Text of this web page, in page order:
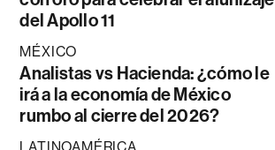
del Apollo 11
MÉXICO
Analistas vs Hacienda: ¿cómo le
irá a la economía de México
rumbo al cierre del 2026?